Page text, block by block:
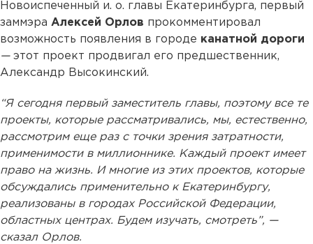
Новоиспеченный и. о. главы Екатеринбурга, первый
заммэра Алексей Орлов прокомментировал
возможность появления в городе канатной дороги
—этот проект продвигал его предшественник,
Александр Высокинский.
“Я сегодня первый заместитель главы, поэтому все те
проекты, которые рассматривались, мы, естественно,
рассмотрим еще раз с точки зрения затратности,
применимости в миллионнике. Каждый проект имеет
право на жизнь. И многие из этих проектов, которые
обсуждались применительно к Екатеринбургу,
реализованы в городах Российской Федерации,
областных центрах. Будем изучать, смотреть”, —
сказал Орлов.